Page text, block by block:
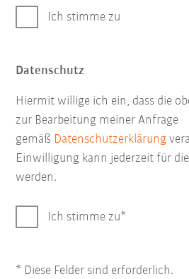
Ich stimme zu
Datenschutz
Hiermit willige ich ein, dass die
zur Bearbeitung meiner Anfrage
gemäß Datenschutzerklärung
Einwilligung kann jederzeit für
werden.
Ich stimme zu
* Diese Felder sind erforderlich.